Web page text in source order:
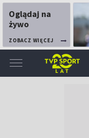
Oglądaj na
żywo
ZOBACZ WIĘCEJ